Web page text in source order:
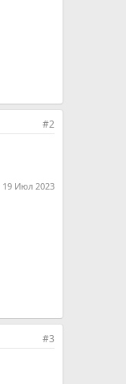
#2
19 Июл 2023
#3